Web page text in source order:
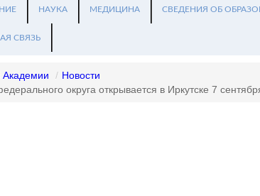
НАУКА МЕДИЦИНА СВЕДЕНИЯ ОБ
СВЯЗЬ
/ Новости
округа открывается в Иркутске 7